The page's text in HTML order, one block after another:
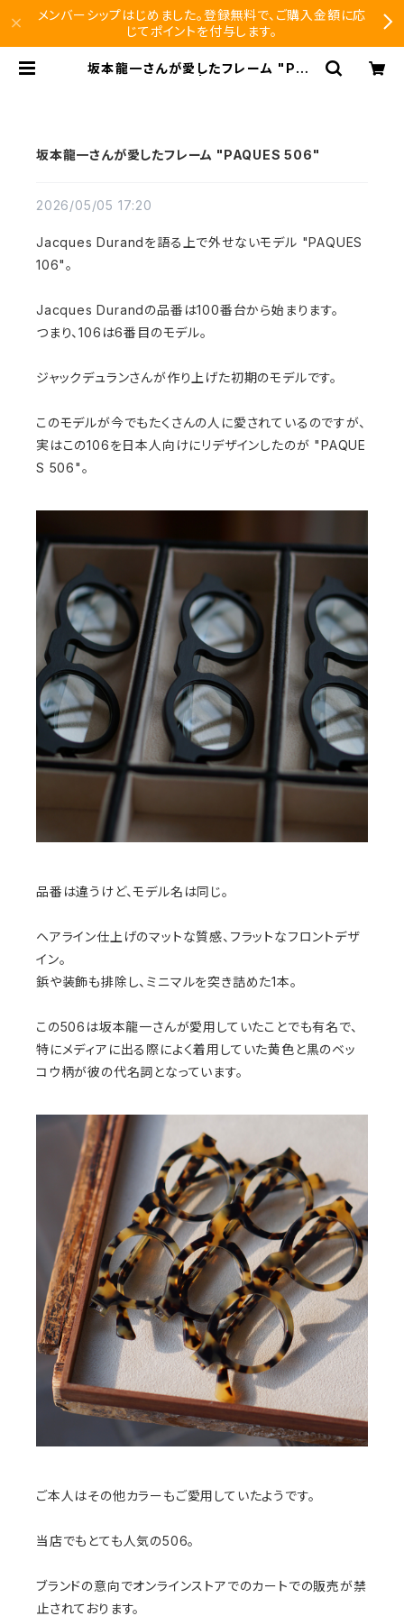
メンバーシップはじめました。登録無料で、ご購入金額に応
じてポイントを付与します。
坂本龍一さんが愛したフレーム "PAQ
坂本龍一さんが愛したフレーム "PAQUES 506"
2026/05/05 17:20
Jacques Durandを語る上で外せないモデル "PAQUES
106"。
Jacques Durandの品番は100番台から始まります。
つまり、106は6番目のモデル。
ジャックデュランさんが作り上げた初期のモデルです。
このモデルが今でもたくさんの人に愛されているのですが、
実はこの106を日本人向けにリデザインしたのが "PAQUE
S 506"。
品番は違うけど、モデル名は同じ。
ヘアライン仕上げのマットな質感、フラットなフロントデザ
イン。
鋲や装飾も排除し、ミニマルを突き詰めた1本。
この506は坂本龍一さんが愛用していたことでも有名で、
特にメディアに出る際によく着用していた黄色と黒のベッ
コウ柄が彼の代名詞となっています。
ご本人はその他カラーもご愛用していたようです。
当店でもとても人気の506。
ブランドの意向でオンラインストアでのカートでの販売が禁
止されております。